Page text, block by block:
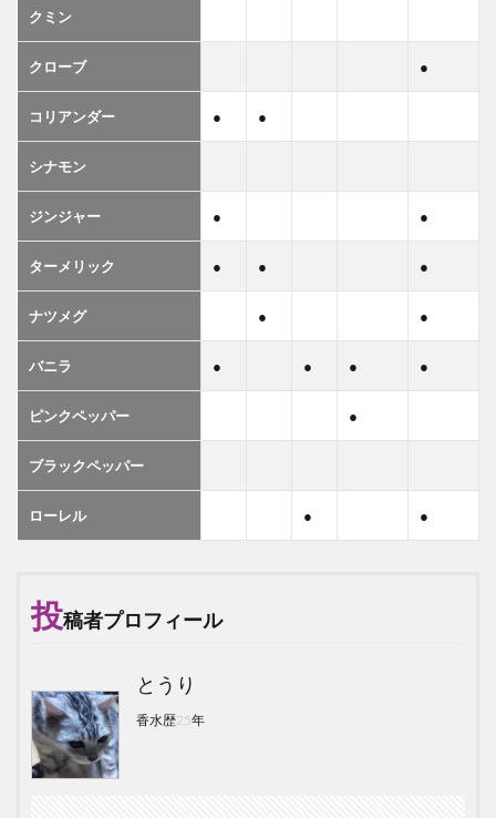
クミン
クローブ ●
コリアンダー ● ●
シナモン
ジンジャー ● ●
ターメリック ● ● ●
ナツメグ ● ●
バニラ ● ● ● ●
ピンクペッパー ●
ブラックペッパー
ローレル ● ●
投稿者プロフィール
とうり
香水歴25年